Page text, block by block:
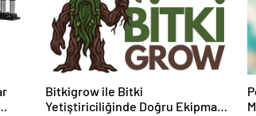
Bitkigrow ile Bitki
Yetiştiriciliğinde Doğru Ekipman